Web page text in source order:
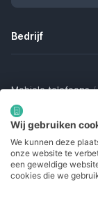
Bedrijf
Mobiele telefoons /
Smartwatches
Bluetooth trackers /
Samsung Galaxy
Gamingtelefoons /
Seniorentelefoons /
Wij gebruiken
We kunnen deze
onze website te
een geweldige
cookies die we